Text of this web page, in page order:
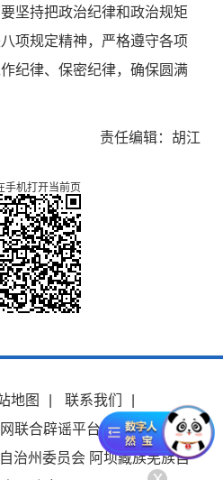
坚持把政治纪律和政治规矩
项规定精神，严格遵守各项
纪律、保密纪律，确保圆满
责任编辑：胡江
手机打开当前页
地图 联系我们
联合辟谣平台
治州委员会 阿坝藏族羌族自